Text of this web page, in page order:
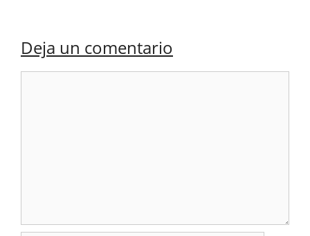
Deja un comentario